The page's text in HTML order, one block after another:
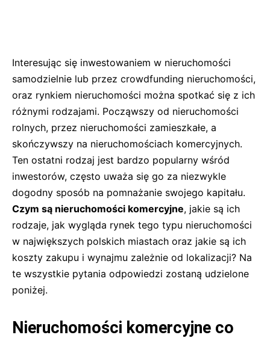
Interesując się inwestowaniem w nieruchomości
samodzielnie lub przez crowdfunding nieruchomości,
oraz rynkiem nieruchomości można spotkać się z ich
różnymi rodzajami. Począwszy od nieruchomości
rolnych, przez nieruchomości zamieszkałe, a
skończywszy na nieruchomościach komercyjnych.
Ten ostatni rodzaj jest bardzo popularny wśród
inwestorów, często uważa się go za niezwykle
dogodny sposób na pomnażanie swojego kapitału.
Czym są nieruchomości komercyjne, jakie są ich
rodzaje, jak wygląda rynek tego typu nieruchomości
w największych polskich miastach oraz jakie są ich
koszty zakupu i wynajmu zależnie od lokalizacji? Na
te wszystkie pytania odpowiedzi zostaną udzielone
poniżej.
Nieruchomości komercyjne co